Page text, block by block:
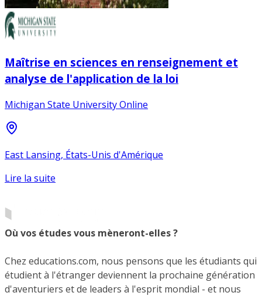
Maîtrise en sciences en renseignement et
analyse de l'application de la loi
Michigan State University Online
East Lansing, États-Unis d'Amérique
Lire la suite
Où vos études vous mèneront-elles ?
Chez educations.com, nous pensons que les étudiants qui
étudient à l'étranger deviennent la prochaine génération
d'aventuriers et de leaders à l'esprit mondial - et nous